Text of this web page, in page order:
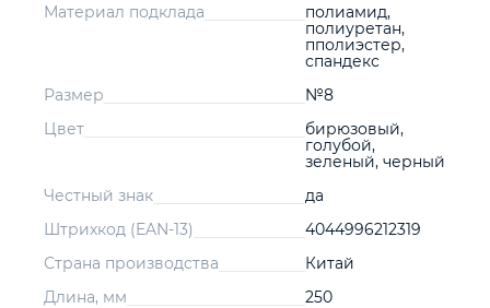
Материал подклада
полиамид,
полиуретан,
пполиэстер,
спандекс
Размер
№8
Цвет
бирюзовый,
голубой,
зеленый, черный
Честный знак
да
Штрихкод (EAN-13)
4044996212319
Страна производства
Китай
Длина, мм
250